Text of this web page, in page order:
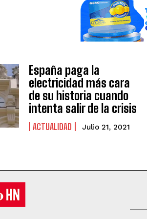
España paga la
electricidad más cara
de su historia cuando
intenta salir de la crisis
ACTUALIDAD Julio 21, 2021